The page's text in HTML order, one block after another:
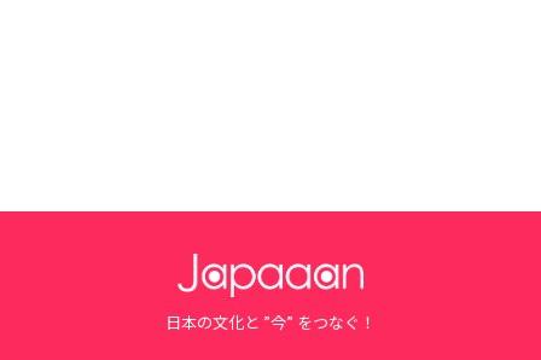
日本の文化と ”今” をつなぐ！